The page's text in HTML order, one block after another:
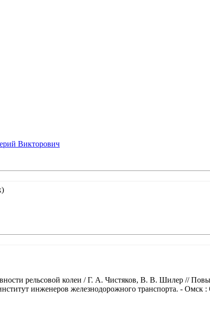
Викторович
рельсовой колеи / Г. А. Чистяков, В. В. Шилер //
инженеров железнодорожного транспорта. -